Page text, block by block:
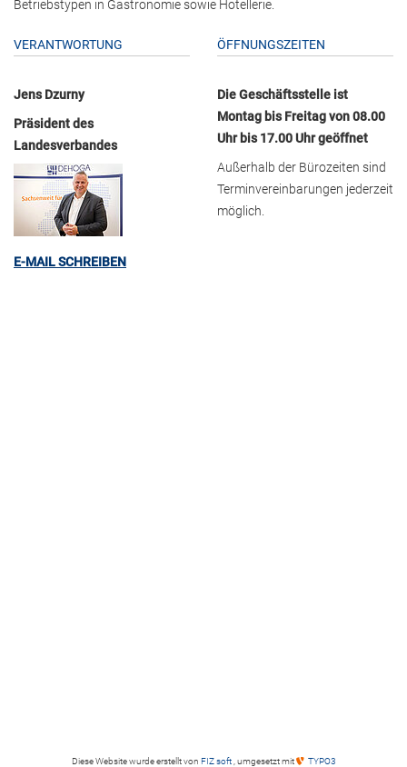
Betriebstypen in Gastronomie sowie Hotellerie.
VERANTWORTUNG
Jens Dzurny
Präsident des
Landesverbandes
E-MAIL SCHREIBEN
ÖFFNUNGSZEITEN
Die Geschäftsstelle ist
Montag bis Freitag von 08.00
Uhr bis 17.00 Uhr geöffnet
Außerhalb der Bürozeiten sind
Terminvereinbarungen jederzeit
möglich.
Diese Website wurde erstellt von FIZ soft, umgesetzt mit TYPO3